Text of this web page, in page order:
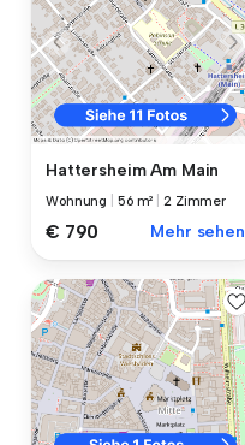
Hattersheim Am Main
Wohnung 56 m² |2 Zimmer
€ 790 Mehr sehen